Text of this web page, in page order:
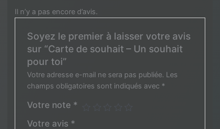
Il n’y a pas encore d’avis.
Soyez le premier à laisser votre avis
sur “Carte de souhait – Un souhait
pour toi”
Votre adresse e-mail ne sera pas publiée. Les
champs obligatoires sont indiqués avec *
Votre note *
Votre avis *